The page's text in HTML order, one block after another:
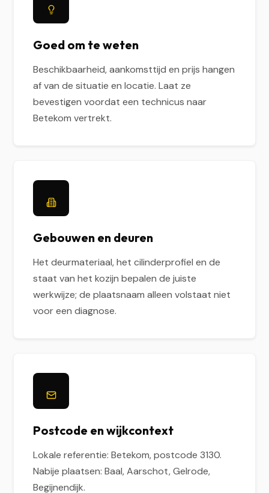
Goed om te weten
Beschikbaarheid, aankomsttijd en prijs hangen
af van de situatie en locatie. Laat ze
bevestigen voordat een technicus naar
Betekom vertrekt.
Gebouwen en deuren
Het deurmateriaal, het cilinderprofiel en de
staat van het kozijn bepalen de juiste
werkwijze; de plaatsnaam alleen volstaat niet
voor een diagnose.
Postcode en wijkcontext
Lokale referentie: Betekom, postcode 3130.
Nabije plaatsen: Baal, Aarschot, Gelrode,
Begijnendijk.